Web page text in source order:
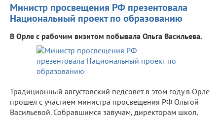
Министр просвещения РФ презентовала
Национальный проект по образованию
В Орле с рабочим визитом побывала Ольга Васильева.
Традиционный августовский педсовет в этом году в Орле
прошел с участием министра просвещения РФ Ольгой
Васильевой. Собравшимся завучам, директорам школ,